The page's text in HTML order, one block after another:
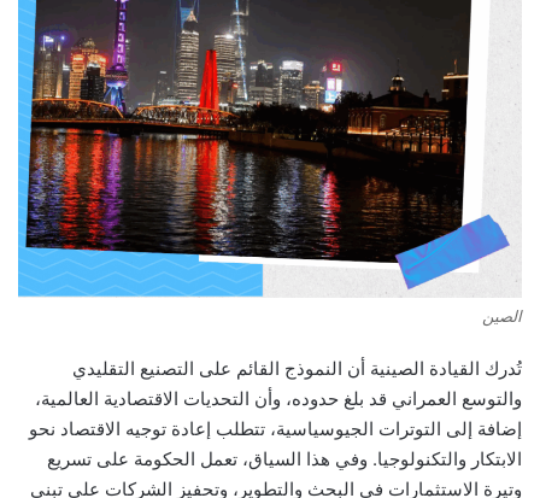
الصين
تُدرك القيادة الصينية أن النموذج القائم على التصنيع التقليدي
والتوسع العمراني قد بلغ حدوده، وأن التحديات الاقتصادية العالمية،
إضافة إلى التوترات الجيوسياسية، تتطلب إعادة توجيه الاقتصاد نحو
الابتكار والتكنولوجيا. وفي هذا السياق، تعمل الحكومة على تسريع
وتيرة الاستثمارات في البحث والتطوير، وتحفيز الشركات على تبني